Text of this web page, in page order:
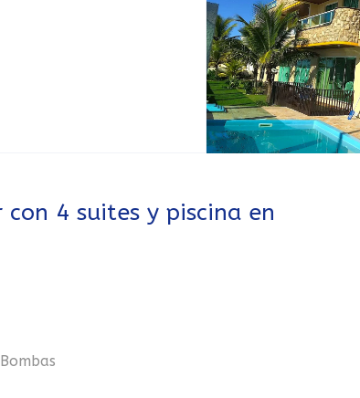
4 suites y piscina en